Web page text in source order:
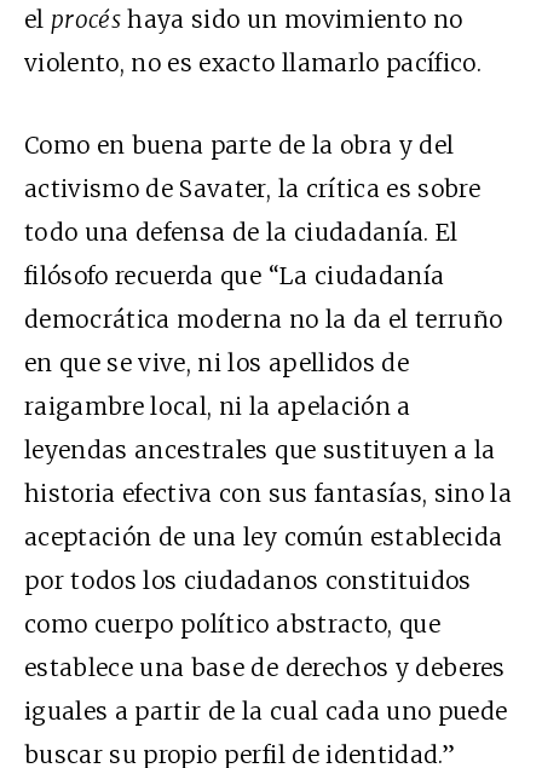
el procés haya sido un movimiento no
violento, no es exacto llamarlo pacífico.
Como en buena parte de la obra y del
activismo de Savater, la crítica es sobre
todo una defensa de la ciudadanía. El
filósofo recuerda que “La ciudadanía
democrática moderna no la da el terruño
en que se vive, ni los apellidos de
raigambre local, ni la apelación a
leyendas ancestrales que sustituyen a la
historia efectiva con sus fantasías, sino la
aceptación de una ley común establecida
por todos los ciudadanos constituidos
como cuerpo político abstracto, que
establece una base de derechos y deberes
iguales a partir de la cual cada uno puede
buscar su propio perfil de identidad.”